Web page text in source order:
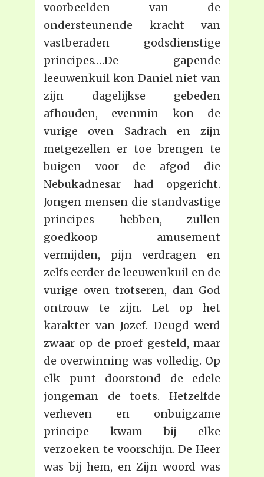
voorbeelden van de
ondersteunende kracht van
vastberaden godsdienstige
principes….De gapende
leeuwenkuil kon Daniel niet van
zijn dagelijkse gebeden
afhouden, evenmin kon de
vurige oven Sadrach en zijn
metgezellen er toe brengen te
buigen voor de afgod die
Nebukadnesar had opgericht.
Jongen mensen die standvastige
principes hebben, zullen
goedkoop amusement
vermijden, pijn verdragen en
zelfs eerder de leeuwenkuil en de
vurige oven trotseren, dan God
ontrouw te zijn. Let op het
karakter van Jozef. Deugd werd
zwaar op de proef gesteld, maar
de overwinning was volledig. Op
elk punt doorstond de edele
jongeman de toets. Hetzelfde
verheven en onbuigzame
principe kwam bij elke
verzoeken te voorschijn. De Heer
was bij hem, en Zijn woord was